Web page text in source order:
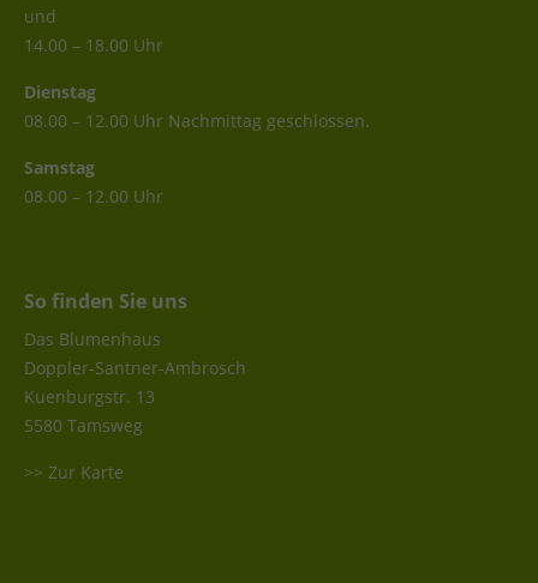
und
14.00 – 18.00 Uhr
Dienstag
08.00 – 12.00 Uhr Nachmittag geschlossen.
Samstag
08.00 – 12.00 Uhr
So finden Sie uns
Das Blumenhaus
Doppler-Santner-Ambrosch
Kuenburgstr. 13
5580 Tamsweg
>> Zur Karte